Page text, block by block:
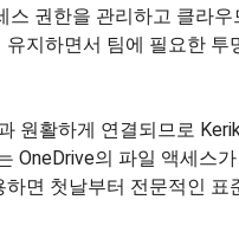
스 권한을 관리하고 클라
지하면서 팀에 필요한
원활하게 연결되므로
OneDrive의 파일 액세스
면 첫날부터 전문적인 표